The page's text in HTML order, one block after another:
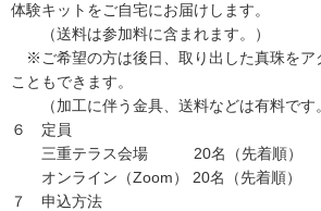
体験キットをご自宅にお届けします。
（送料は参加料に含まれます。）
※ご希望の方は後日、取り出した真珠をア
こともできます。
（加工に伴う金具、送料などは有料です
６ 定員
三重テラス会場 20名（先着順）
オンライン（Zoom） 20名（先着順）
７ 申込方法